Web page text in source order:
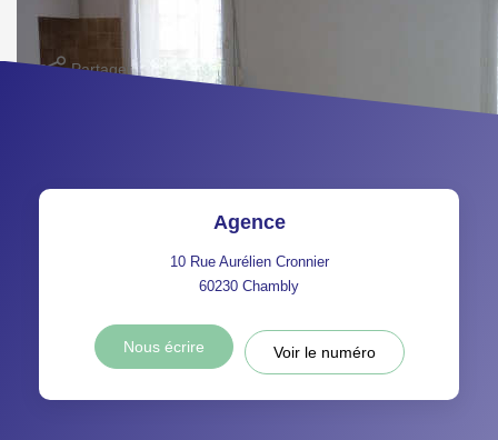
Partager
Agence
10 Rue Aurélien Cronnier
60230 Chambly
Nous écrire Voir le numéro